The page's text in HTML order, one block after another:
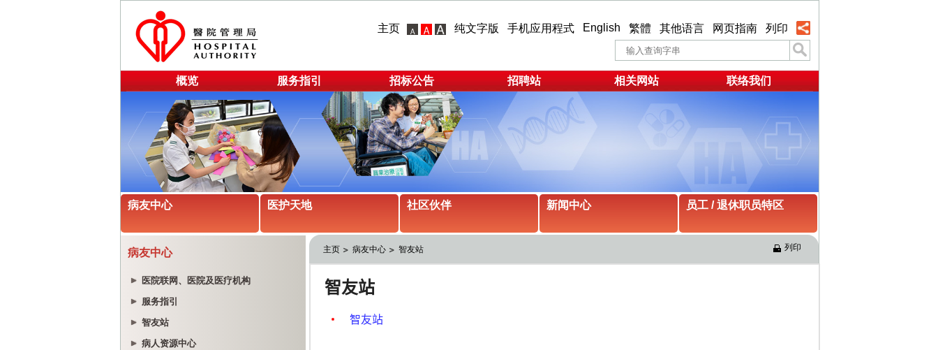
主页 纯文字版 手机应用程式 English 繁體 其他语言 网页指南 列印
概览 服务指引 招标公告 招聘站 相关网站 联络我们
病友中心 医护天地 社区伙伴 新闻中心 员工 / 退休职员特区
病友中心
医院联网、医院及医疗机构
服务指引
智友站
病人资源中心
主页 病友中心 智友站 列印